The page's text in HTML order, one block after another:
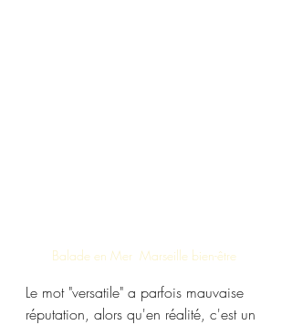
Balade en Mer  Marseille bien-être
Le mot "versatile" a parfois mauvaise
réputation, alors qu'en réalité, c'est un